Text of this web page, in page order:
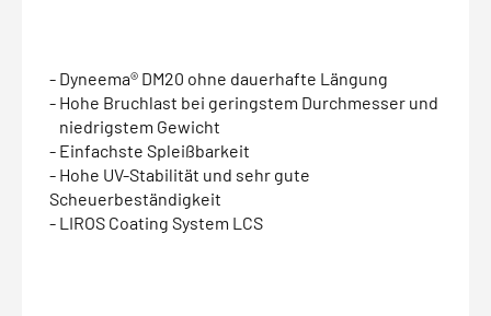
- Dyneema® DM20 ohne dauerhafte Längung
- Hohe Bruchlast bei geringstem Durchmesser und
niedrigstem Gewicht
- Einfachste Spleißbarkeit
- Hohe UV-Stabilität und sehr gute
Scheuerbeständigkeit
- LIROS Coating System LCS